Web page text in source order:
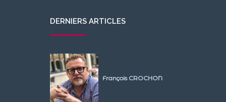
DERNIERS ARTICLES
François CROCHON